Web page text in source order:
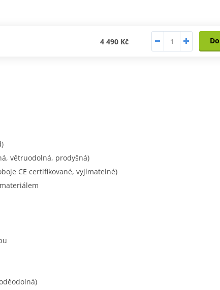
4 490 Kč
větruodolná, prodyšná)
CE certifikované, vyjímatelné)